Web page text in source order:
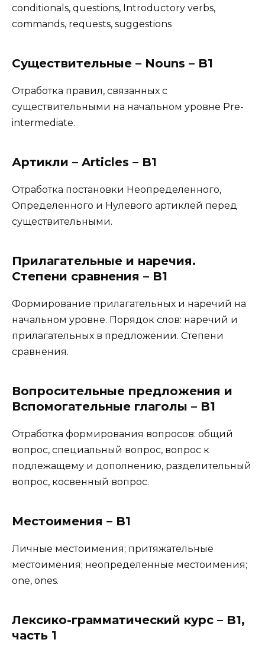
conditionals, questions, Introductory verbs,
commands, requests, suggestions
Существительные – Nouns – B1
Отработка правил, связанных с
существительными на начальном уровне Pre-
intermediate.
Артикли – Articles – B1
Отработка постановки Неопределенного,
Определенного и Нулевого артиклей перед
существительными.
Прилагательные и наречия.
Степени сравнения – B1
Формирование прилагательных и наречий на
начальном уровне. Порядок слов: наречий и
прилагательных в предложении. Степени
сравнения.
Вопросительные предложения и
Вспомогательные глаголы – B1
Отработка формирования вопросов: общий
вопрос, специальный вопрос, вопрос к
подлежащему и дополнению, разделительный
вопрос, косвенный вопрос.
Местоимения – B1
Личные местоимения; притяжательные
местоимения; неопределенные местоимения;
one, ones.
Лексико-грамматический курс – B1,
часть 1